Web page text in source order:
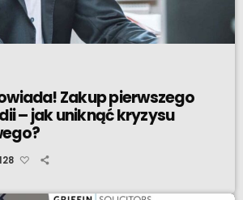
Zakup pierwszego
– jak uniknąć kryzysu
128